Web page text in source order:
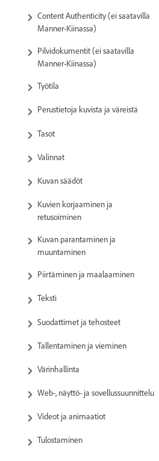
Content Authenticity (ei saatavilla
Manner-Kiinassa)
Pilvidokumentit (ei saatavilla
Manner-Kiinassa)
Työtila
Perustietoja kuvista ja väreistä
Tasot
Valinnat
Kuvan säädöt
Kuvien korjaaminen ja
retusoiminen
Kuvan parantaminen ja
muuntaminen
Piirtäminen ja maalaaminen
Teksti
Suodattimet ja tehosteet
Tallentaminen ja vieminen
Värinhallinta
Web-, näyttö- ja sovellussuunnittelu
Videot ja animaatiot
Tulostaminen